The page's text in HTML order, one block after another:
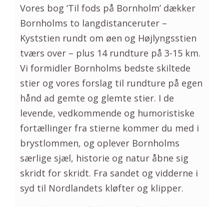
Vores bog ‘Til fods på Bornholm’ dækker
Bornholms to langdistanceruter –
Kyststien rundt om øen og Højlyngsstien
tværs over – plus 14 rundture på 3-15 km.
Vi formidler Bornholms bedste skiltede
stier og vores forslag til rundture på egen
hånd ad gemte og glemte stier. I de
levende, vedkommende og humoristiske
fortællinger fra stierne kommer du med i
brystlommen, og oplever Bornholms
særlige sjæl, historie og natur åbne sig
skridt for skridt. Fra sandet og vidderne i
syd til Nordlandets kløfter og klipper.